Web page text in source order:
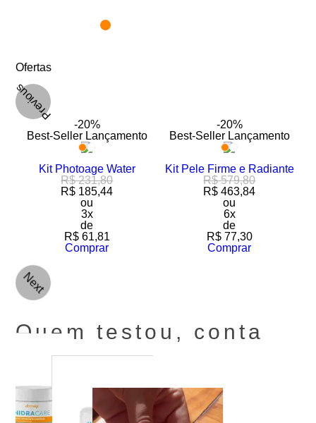
Ofertas
Previous
-20%
Best-Seller Lançamento
Kit Photoage Water
R$ 231,80
R$ 185,44
ou
3x
de
R$ 61,81
Comprar
-20%
Best-Seller Lançamento
Kit Pele Firme e Radiante
R$ 579,80
R$ 463,84
ou
6x
de
R$ 77,30
Comprar
Next